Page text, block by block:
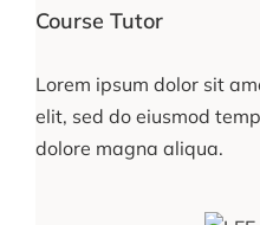
Course Tutor
Lorem ipsum dolor sit
elit, sed do eiusmod
dolore magna aliqua.